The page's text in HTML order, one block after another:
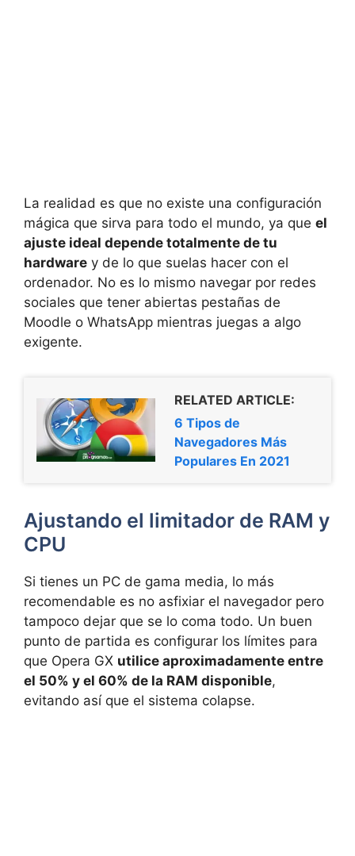
La realidad es que no existe una configuración
mágica que sirva para todo el mundo, ya que el
ajuste ideal depende totalmente de tu
hardware y de lo que suelas hacer con el
ordenador. No es lo mismo navegar por redes
sociales que tener abiertas pestañas de
Moodle o WhatsApp mientras juegas a algo
exigente.
RELATED ARTICLE:
6 Tipos de
Navegadores Más
Populares En 2021
Ajustando el limitador de RAM y
CPU
Si tienes un PC de gama media, lo más
recomendable es no asfixiar el navegador pero
tampoco dejar que se lo coma todo. Un buen
punto de partida es configurar los límites para
que Opera GX utilice aproximadamente entre
el 50% y el 60% de la RAM disponible,
evitando así que el sistema colapse.